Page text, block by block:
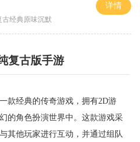
古经典原味沉默
详情
复古版手游
款经典的传奇游戏，拥有2D游
的角色扮演世界中。这款游戏采
其他玩家进行互动，并通过组队